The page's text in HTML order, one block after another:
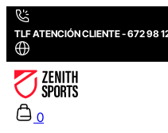
TLF ATENCIÓN CLIENTE - 672 98
0